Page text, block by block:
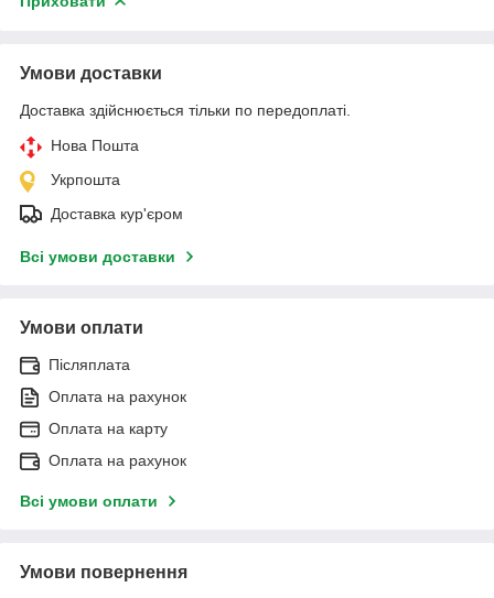
Умови доставки
Доставка здійснюється тільки по передоплаті.
Нова Пошта
Укрпошта
Доставка кур'єром
Всі умови доставки
Умови оплати
Післяплата
Оплата на рахунок
Оплата на карту
Оплата на рахунок
Всі умови оплати
Умови повернення